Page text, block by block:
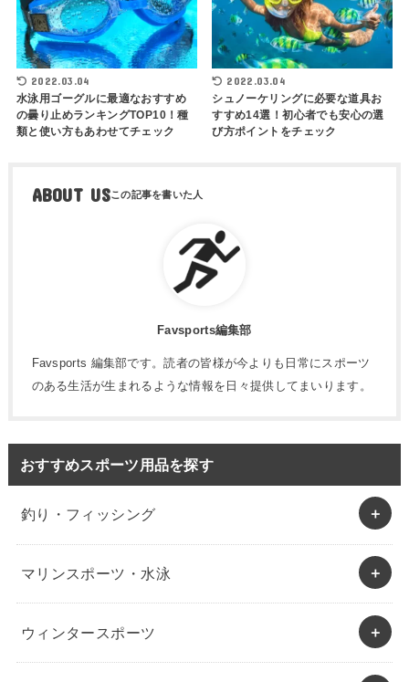
2022.03.04
水泳用ゴーグルに最適なおすすめ
の曇り止めランキングTOP10！種
類と使い方もあわせてチェック
2022.03.04
シュノーケリングに必要な道具お
すすめ14選！初心者でも安心の選
び方ポイントをチェック
ABOUT US
Favsports編集部
Favsports 編集部です。読者の皆様が今よりも日常にスポーツ
のある生活が生まれるような情報を日々提供してまいります。
おすすめスポーツ用品を探す
釣り・フィッシング
マリンスポーツ・水泳
ウィンタースポーツ